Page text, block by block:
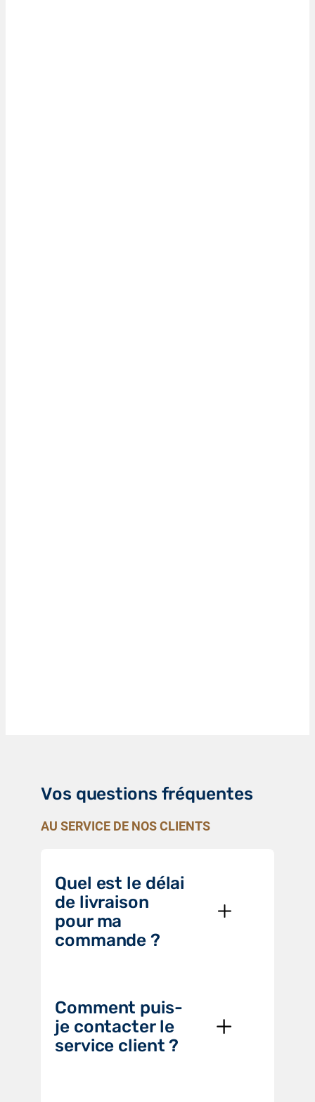
Vos questions fréquentes
AU SERVICE DE NOS CLIENTS
Quel est le délai
de livraison
pour ma
commande ?
Comment puis-
je contacter le
service client ?